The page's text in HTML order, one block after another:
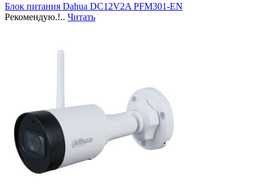
Блок питания Dahua DC12V2A PFM301-EN
Рекомендую.!.. Читать